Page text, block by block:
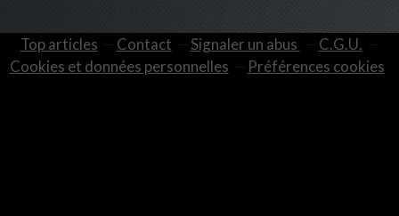
Top articles Contact Signaler un abus
C.G.U.
Cookies et données personnelles
Préférences cookies